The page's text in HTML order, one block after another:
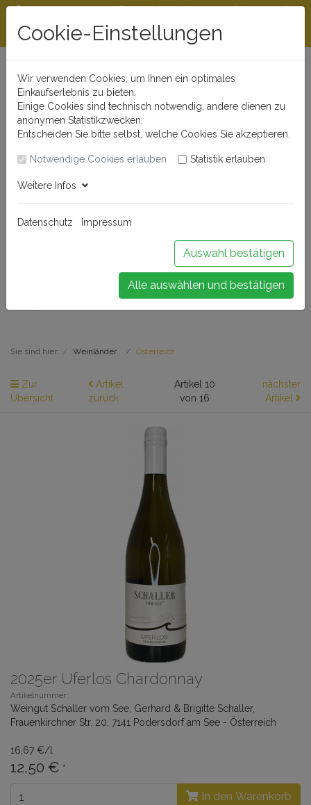
Beratungshotline
0721 - 830 777 0
Rabattstaffeln ab
300 €
Öffnungszeiten
Buchen Sie Ihr Weinseminar!
Sie sind hier: Weinländer Österreich
Zur
Übersicht
Artikel
zurück
Artikel 10
von 16
nächster
Artikel
2025er Uferlos Chardonnay
Artikelnummer:
Weingut Schaller vom See, Gerhard & Brigitte Schaller,
Frauenkirchner Str. 20, 7141 Podersdorf am See - Österreich
16,67 €/l
12,50 € *
In den Warenkorb
Cookie-Einstellungen
Wir verwenden Cookies, um Ihnen ein optimales
Einkaufserlebnis zu bieten.
Einige Cookies sind technisch notwendig, andere dienen zu
anonymen Statistikzwecken.
Entscheiden Sie bitte selbst, welche Cookies Sie akzeptieren.
Notwendige Cookies erlauben Statistik erlauben
Weitere Infos
Datenschutz Impressum
Auswahl bestätigen
Alle auswählen und bestätigen